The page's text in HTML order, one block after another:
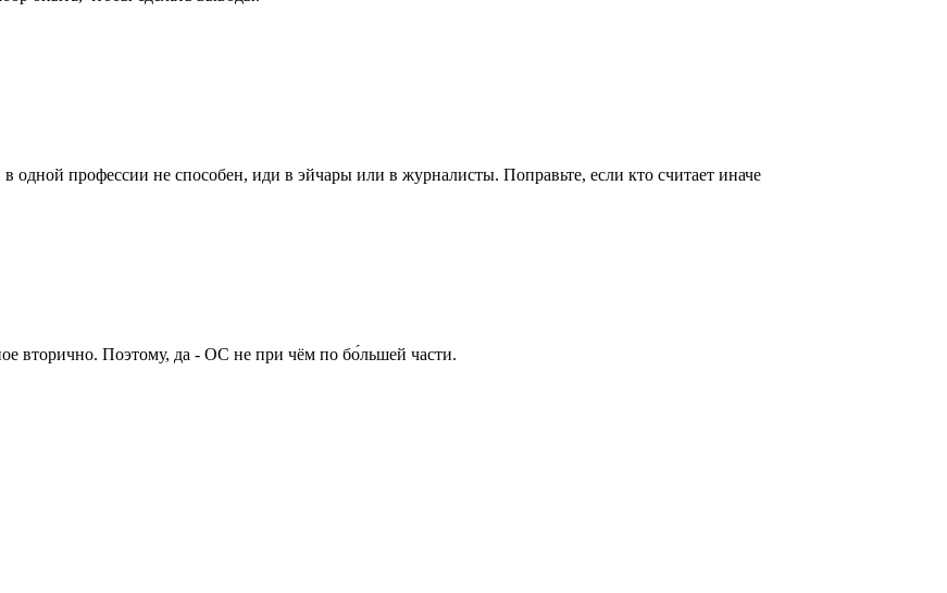
одной профессии не способен, иди в эйчары или в журналисты. Поправьте, если кто считает иначе
вторично. Поэтому, да - ОС не при чём по бо́льшей части.